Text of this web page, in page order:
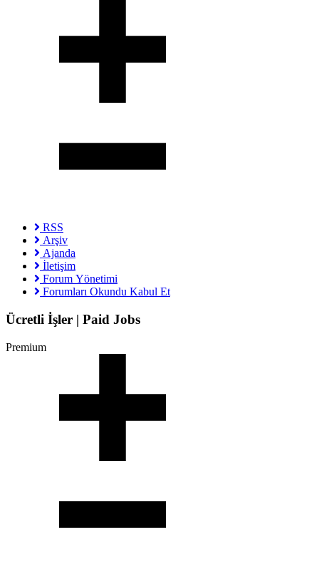
RSS
Arşiv
Ajanda
İletişim
Forum Yönetimi
Forumları Okundu Kabul Et
Ücretli İşler | Paid Jobs
Premium